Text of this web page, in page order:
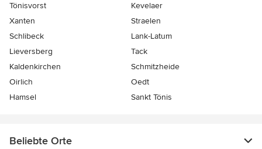
Tönisvorst
Kevelaer
Xanten
Straelen
Schlibeck
Lank-Latum
Lieversberg
Tack
Kaldenkirchen
Schmitzheide
Oirlich
Oedt
Hamsel
Sankt Tönis
Beliebte Orte